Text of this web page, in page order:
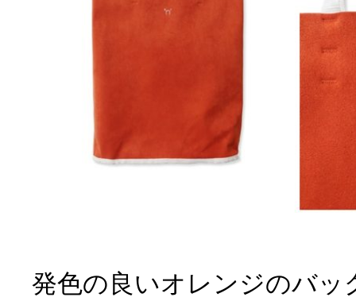
発色の良いオレンジのバッ